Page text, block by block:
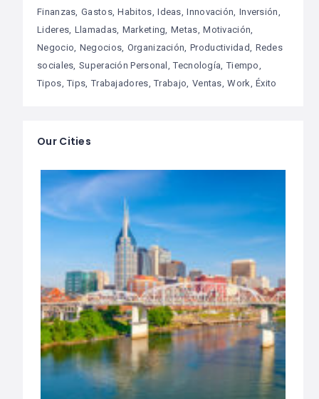
Finanzas Gastos Habitos Ideas Innovación Inversión
Lideres Llamadas Marketing Metas Motivación
Negocio Negocios Organización Productividad Redes
sociales Superación Personal Tecnología Tiempo
Tipos Tips Trabajadores Trabajo Ventas Work Éxito
Our Cities